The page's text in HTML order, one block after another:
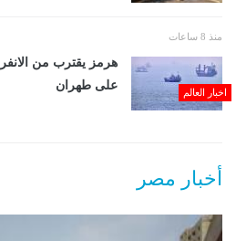
منذ 8 ساعات
اخبار العالم
هرمز يقترب من
على طهران
أخبار مصر